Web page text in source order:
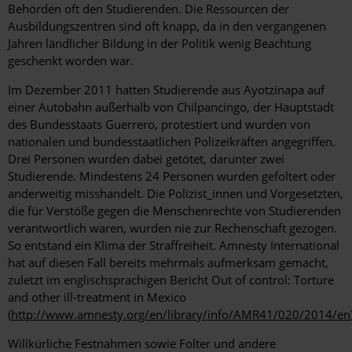
Behörden oft den Studierenden. Die Ressourcen der
Ausbildungszentren sind oft knapp, da in den vergangenen
Jahren ländlicher Bildung in der Politik wenig Beachtung
geschenkt worden war.
Im Dezember 2011 hatten Studierende aus Ayotzinapa auf
einer Autobahn außerhalb von Chilpancingo, der Hauptstadt
des Bundesstaats Guerrero, protestiert und wurden von
nationalen und bundesstaatlichen Polizeikräften angegriffen.
Drei Personen wurden dabei getötet, darunter zwei
Studierende. Mindestens 24 Personen wurden gefoltert oder
anderweitig misshandelt. Die Polizist_innen und Vorgesetzten,
die für Verstöße gegen die Menschenrechte von Studierenden
verantwortlich waren, wurden nie zur Rechenschaft gezogen.
So entstand ein Klima der Straffreiheit. Amnesty International
hat auf diesen Fall bereits mehrmals aufmerksam gemacht,
zuletzt im englischsprachigen Bericht Out of control: Torture
and other ill-treatment in Mexico
(http://www.amnesty.org/en/library/info/AMR41/020/2014/en
Willkürliche Festnahmen sowie Folter und andere